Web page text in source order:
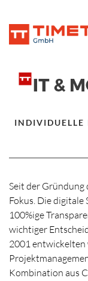
INDIVIDUELLE
Seit der Gründung
Fokus. Die digitale
100%ige
wichtiger
2001 entwickelten
Kombination aus